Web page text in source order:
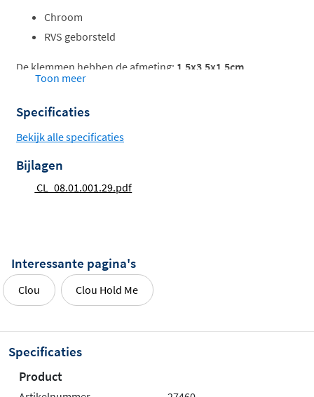
Chroom
RVS geborsteld
De klemmen hebben de afmeting: 1,5x3,5x1,5cm
(bxdxh). De afstand tussen de muur en de spiegel
bedraagt
2cm
2mm verstelbaar
Toon meer
Specificaties
Bekijk alle specificaties
Bijlagen
CL_08.01.001.29.pdf
Interessante pagina's
Clou Clou Hold Me
Specificaties
Product